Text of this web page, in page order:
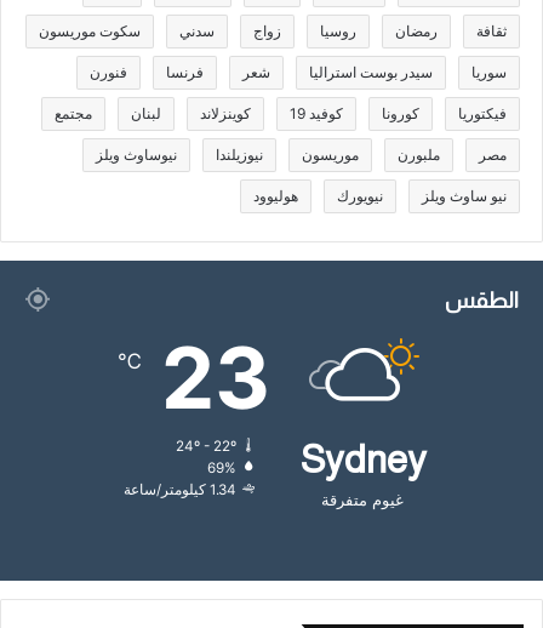
ثقافة رمضان روسيا زواج سدني سكوت موريسون
سوريا سيدر بوست استراليا شعر فرنسا فنورن
فيكتوريا كورونا كوفيد 19 كوينزلاند لبنان مجتمع
مصر ملبورن موريسون نيوزيلندا نيوساوث ويلز
نيو ساوث ويلز نيويورك هوليوود
الطقس
Sydney
غيوم متفرقة
23
℃
24º - 22º
69%
1.34 كيلومتر/ساعة